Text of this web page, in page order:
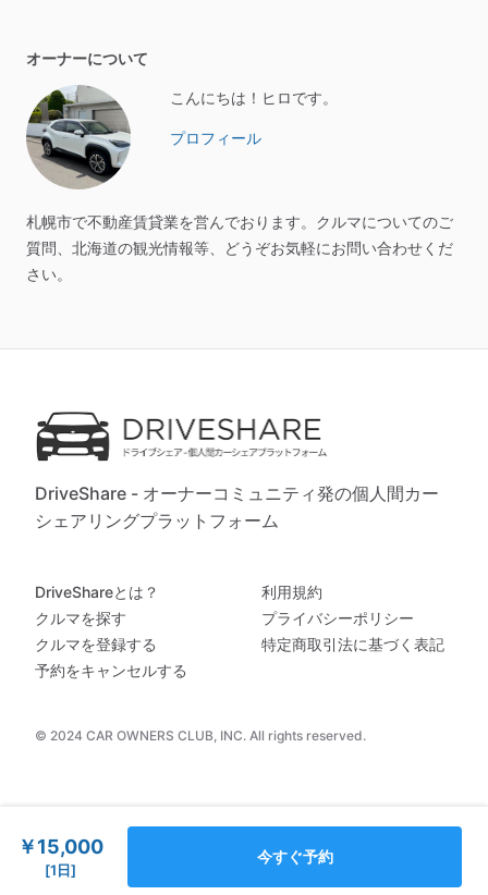
オーナーについて
こんにちは！ヒロです。
プロフィール
札幌市で不動産賃貸業を営んでおります。クルマについてのご
質問、北海道の観光情報等、どうぞお気軽にお問い合わせくだ
さい。
￥15,000
[1日]
今すぐ予約
DriveShare - オーナーコミュニティ発の個人間カー
シェアリングプラットフォーム
© 2024 CAR OWNERS CLUB, INC. All rights reserved.
DriveShareとは？
クルマを探す
クルマを登録する
予約をキャンセルする
利用規約
プライバシーポリシー
特定商取引法に基づく表記